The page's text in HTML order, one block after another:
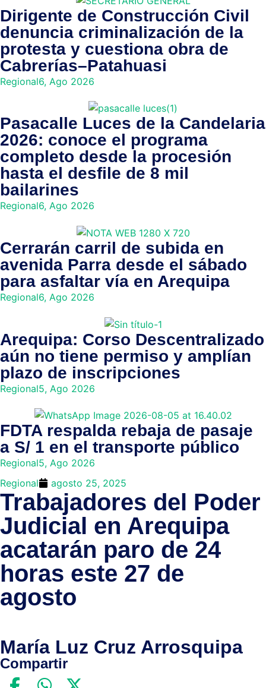
Dirigente de Construcción Civil
denuncia criminalización de la
protesta y cuestiona obra de
Cabrerías–Patahuasi
Regional6, Ago 2026
Pasacalle Luces de la Candelaria
2026: conoce el programa
completo desde la procesión
hasta el desfile de 8 mil
bailarines
Regional6, Ago 2026
Cerrarán carril de subida en
avenida Parra desde el sábado
para asfaltar vía en Arequipa
Regional6, Ago 2026
Arequipa: Corso Descentralizado
aún no tiene permiso y amplían
plazo de inscripciones
Regional5, Ago 2026
FDTA respalda rebaja de pasaje
a S/ 1 en el transporte público
Regional5, Ago 2026
Regional
agosto 25, 2025
Trabajadores del Poder
Judicial en Arequipa
acatarán paro de 24
horas este 27 de
agosto
María Luz Cruz Arrosquipa
Compartir